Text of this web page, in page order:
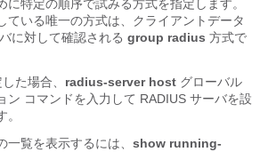
に特定の順序で試みる方式を指定します。
ている唯一の方式は、クライアントデータ
に対して確認される group radius 方式で
た場合、 radius-server host グローバル
ン コマンドを入力して RADIUS サーバを設
覧を表示するには、 show running-